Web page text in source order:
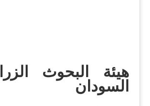
هيئة البحوث
السودان